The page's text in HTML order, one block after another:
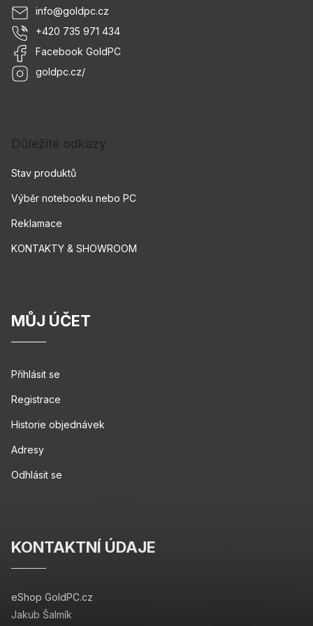
info@goldpc.cz
+420 735 971 434
Facebook GoldPC
goldpc.cz/
Důležité odkazy
Stav produktů
Výběr notebooku nebo PC
Reklamace
KONTAKTY & SHOWROOM
MŮJ ÚČET
Přihlásit se
Registrace
Historie objednávek
Adresy
Odhlásit se
KONTAKTNÍ ÚDAJE
eShop GoldPC.cz
Jakub Šalmík